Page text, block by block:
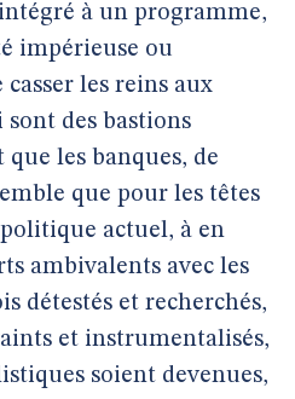
à un programme,
impérieuse ou
casser les reins aux
sont des bastions
les banques, de
que pour les têtes
actuel, à en
ambivalents avec les
détestés et recherchés,
et instrumentalisés,
soient devenues,